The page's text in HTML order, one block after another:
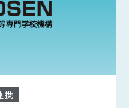
携